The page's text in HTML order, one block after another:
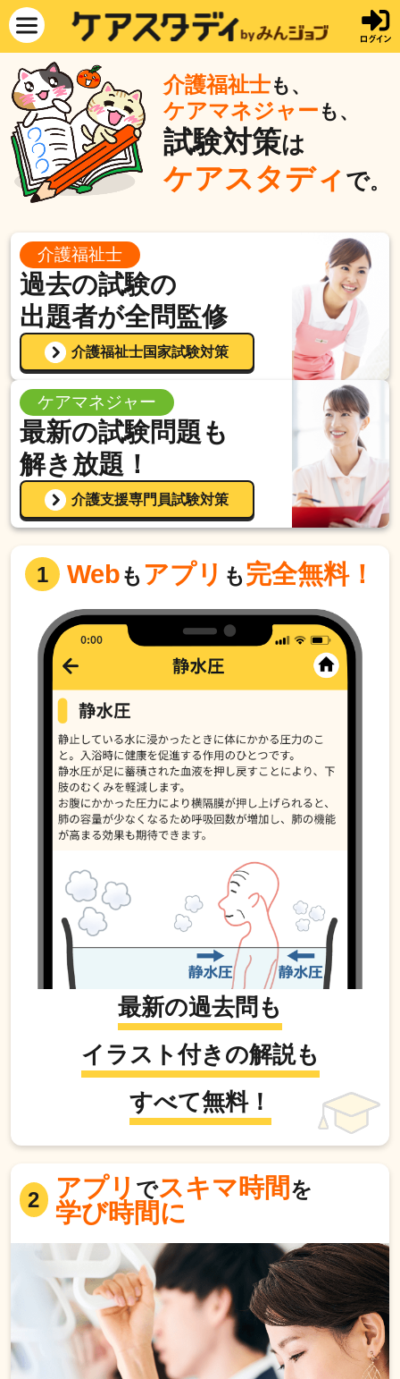
介護福祉士も、
ケアマネジャー も、
試験対策は
ケアスタディ で。
介護福祉士
過去の試験の
出題者が全問監修
介護福祉士国家試験対策
ケアマネジャー
最新の試験問題も
解き放題！
介護支援専門員試験対策
1 Webも アプリ も 完全無料！
最新の過去問も
イラスト付きの解説も
すべて無料！
2 アプリ でスキマ時間 を
学び時間に